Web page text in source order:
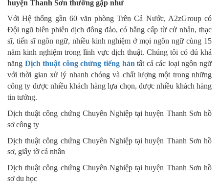
huyện Thanh Sơn thường gặp như
Với Hệ thống gần 60 văn phòng Trên Cả Nước, A2zGroup có
Đội ngũ biên phiên dịch đông đảo, có bằng cấp từ cử nhân, thạc
sĩ, tiến sĩ ngôn ngữ, nhiều kinh nghiệm ở mọi ngôn ngữ cùng 15
năm kinh nghiệm trong lĩnh vực dịch thuật. Chúng tôi có đủ khả
năng Dịch thuật công chứng tiếng hàn tất cả các loại ngôn ngữ
với thời gian xử lý nhanh chóng và chất lượng một trong những
công ty được nhiều khách hàng lựa chọn, được nhiều khách hàng
tin tưởng.
Dịch thuật công chứng Chuyên Nghiệp tại huyện Thanh Sơn hồ
sơ công ty
Dịch thuật công chứng Chuyên Nghiệptại huyện Thanh Sơnhồ
sơ, giấy tờ cá nhân
Dịch thuật công chứng Chuyên Nghiệptại huyện Thanh Sơnhồ
sơ du học